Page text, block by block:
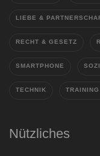
LIEBE &
RECHT & GESETZ
SMARTPHONE
TECHNIK
Nützliches